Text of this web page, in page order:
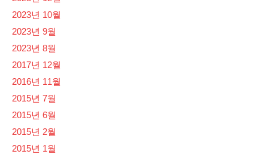
2023년 10월
2023년 9월
2023년 8월
2017년 12월
2016년 11월
2015년 7월
2015년 6월
2015년 2월
2015년 1월